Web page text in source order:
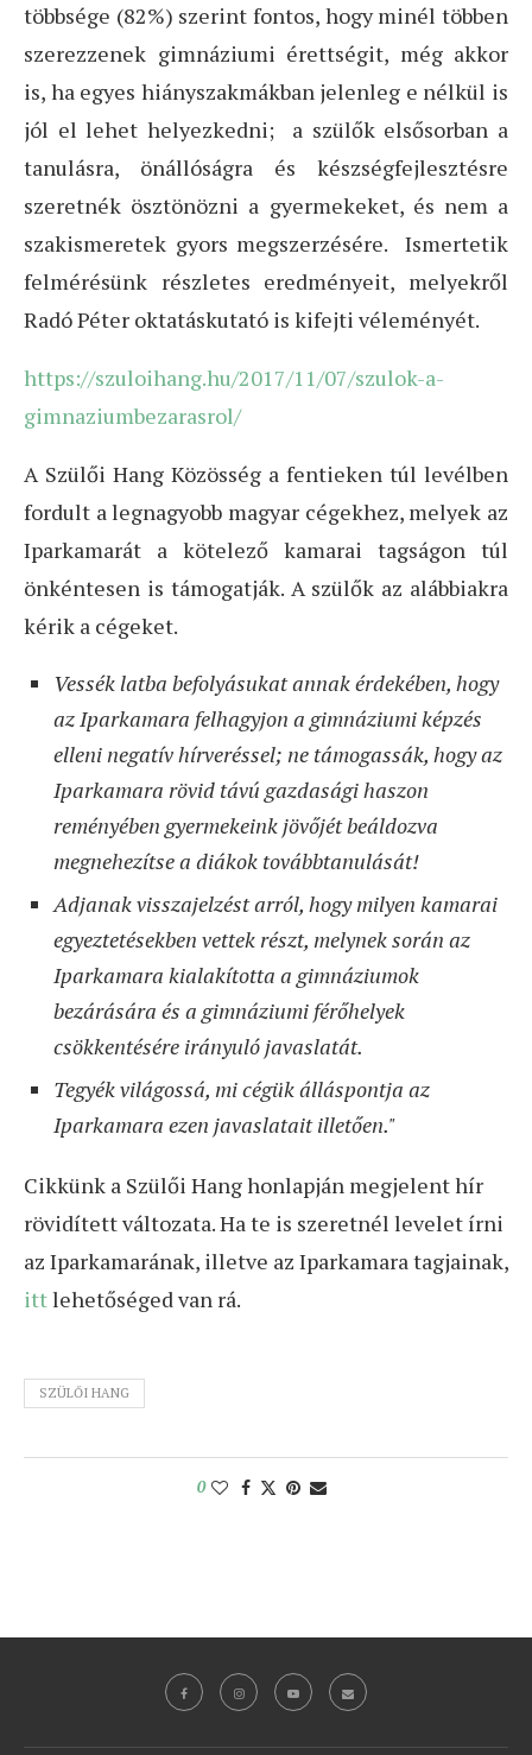
többsége (82%) szerint fontos, hogy minél többen
szerezzenek gimnáziumi érettségit, még akkor
is, ha egyes hiányszakmákban jelenleg e nélkül is
jól el lehet helyezkedni; a szülők elsősorban a
tanulásra, önállóságra és készségfejlesztésre
szeretnék ösztönözni a gyermekeket, és nem a
szakismeretek gyors megszerzésére. Ismertetik
felmérésünk részletes eredményeit, melyekről
Radó Péter oktatáskutató is kifejti véleményét.
https://szuloihang.hu/2017/11/07/szulok-a-
gimnaziumbezarasrol/
A Szülői Hang Közösség a fentieken túl levélben
fordult a legnagyobb magyar cégekhez, melyek az
Iparkamarát a kötelező kamarai tagságon túl
önkéntesen is támogatják. A szülők az alábbiakra
kérik a cégeket.
Vessék latba befolyásukat annak érdekében, hogy
az Iparkamara felhagyjon a gimnáziumi képzés
elleni negatív hírveréssel; ne támogassák, hogy az
Iparkamara rövid távú gazdasági haszon
reményében gyermekeink jövőjét beáldozva
megnehezítse a diákok továbbtanulását!
Adjanak visszajelzést arról, hogy milyen kamarai
egyeztetésekben vettek részt, melynek során az
Iparkamara kialakította a gimnáziumok
bezárására és a gimnáziumi férőhelyek
csökkentésére irányuló javaslatát.
Tegyék világossá, mi cégük álláspontja az
Iparkamara ezen javaslatait illetően."
Cikkünk a Szülői Hang honlapján megjelent hír
rövidített változata. Ha te is szeretnél levelet írni
az Iparkamarának, illetve az Iparkamara tagjainak,
ittlehetőséged van rá.
SZÜLŐI HANG
0